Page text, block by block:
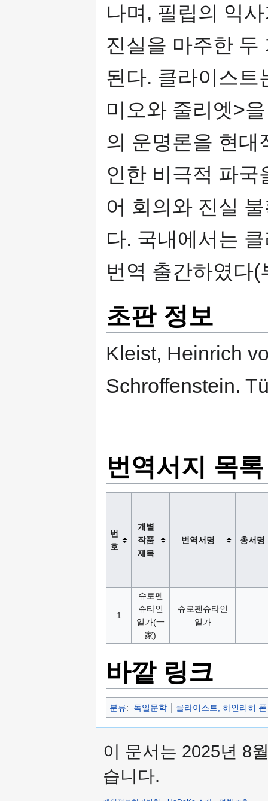
나며, 필립의 익
진실을 마주한 두
된다. 클라이스트
미오와 줄리엣>
의 운명론을 현대
인한 비극적 파국
어 회의와 진실
다. 국내에서는
번역 출간하였다
초판 정보
Kleist, Heinrich
Schroffenstein.
번역서지 목록
번
호
개별
작품
제목
번역서명 총서명
1
슈로펜
슈타인
일가(一
家)
슈로펜슈타인
일가
바깥 링크
분류: 독일문학 클라이스트, 하인리히 폰
이 문서는 2025년 8
습니다.